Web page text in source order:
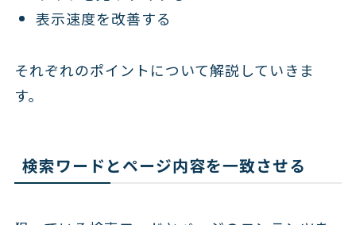
表示速度を改善する
それぞれのポイントについて解説していきま
す。
検索ワードとページ内容を一致させる